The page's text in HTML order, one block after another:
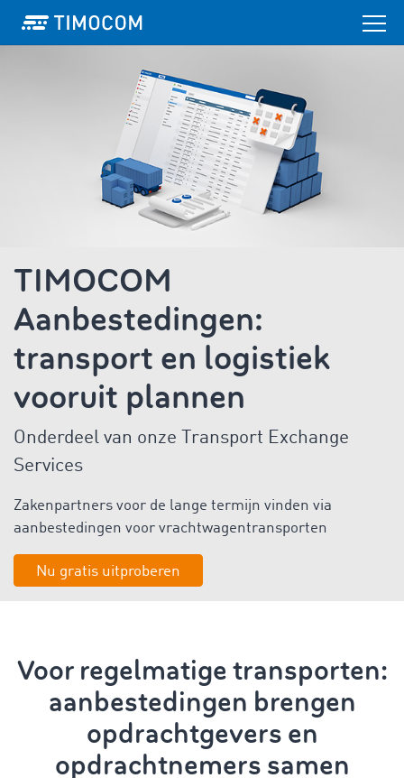
TIMOCOM
Aanbestedingen:
transport en logistiek
vooruit plannen
Onderdeel van onze Transport Exchange
Services
Zakenpartners voor de lange termijn vinden via
aanbestedingen voor vrachtwagentransporten
Nu gratis uitproberen
Voor regelmatige transporten:
aanbestedingen brengen
opdrachtgevers en
opdrachtnemers samen